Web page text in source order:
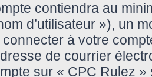
contiendra au
d’utilisateur »), un
à votre
de courrier
sur « CPC Rulez